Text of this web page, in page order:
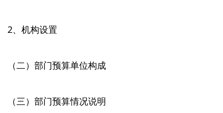
2、机构设置
（二）部门预算单位构成
（三）部门预算情况说明